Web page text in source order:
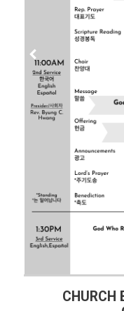
(교회주보)